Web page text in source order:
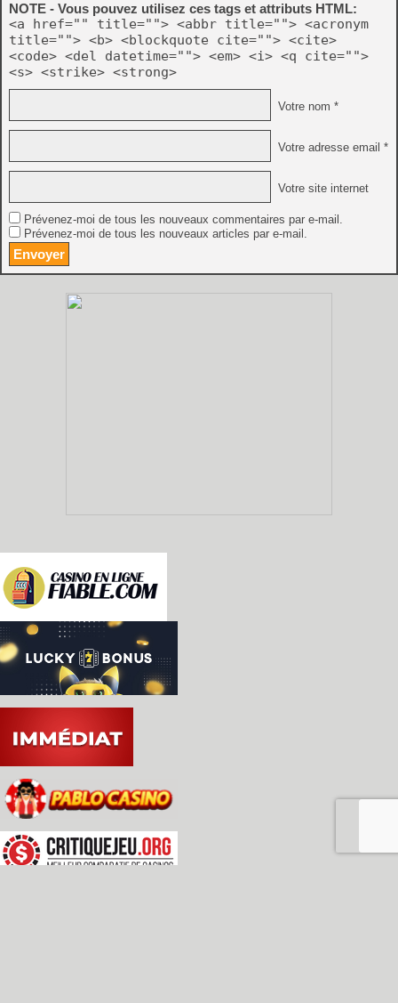
NOTE - Vous pouvez utilisez ces tags et attributs HTML:
<a href="" title=""> <abbr title=""> <acronym
title=""> <b> <blockquote cite=""> <cite>
<code> <del datetime=""> <em> <i> <q cite="">
<s> <strike> <strong>
Votre nom *
Votre adresse email *
Votre site internet
Prévenez-moi de tous les nouveaux commentaires par e-mail.
Prévenez-moi de tous les nouveaux articles par e-mail.